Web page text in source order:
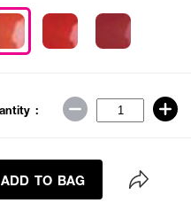
:
ADD TO BAG